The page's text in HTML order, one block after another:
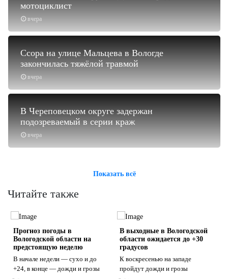
вчера
мотоциклист
вчера
Ссора на улице Мальцева в Вологде
закончилась тяжёлой травмой
вчера
В Череповецком округе задержан
подозреваемый в серии краж
Показать всё
Читайте также
Прогноз погоды в
Вологодской области на
предстоящую неделю
В начале недели — сухо и до
+24, в конце — дожди и грозы
В выходные в Вологодской
области ожидается до +30
градусов
К воскресенью на западе
пройдут дожди и грозы